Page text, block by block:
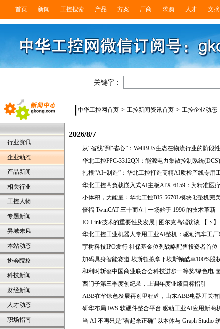
首页 新闻 工控搜索 产品 方案 厂商 求购 人才 文摘
关键字：
中华工控网首页 > 工控新闻资讯首页 > 工控企业动态
行业资讯
企业动态
产品新闻
相关行业
工控人物
专题新闻
异域来风
本站动态
协会院校
科技新闻
财经新闻
人才动态
职场指南
2026/8/7
从“省线”到“省心”：WellBUS生态在物流行业的阶段
华北工控PPC-3312QN：能源电力集散控制系统
扎根“AI+制造”：华北工控打造高精AI质检产线专用
华北工控高负载嵌入式AI主板ATX-6159：为精准医
小体积，大能量：华北工控BIS-6670L模块化整机完
倍福 TwinCAT 三十而立 | 一场始于 1996 的技术革新
IO-Link技术的重要性及发展 | 图尔克高端访谈 【下】
华北工控工业机器人专用工业AI整机：驱动汽车工
宇树科技IPO发行 社保基金位列战略配售投资者首位
加码具身智能赛道 埃斯顿拟拿下埃斯顿酷卓100%股
和利时斩获中国商业联合会科技进步一等奖/绿色电-
西门子第三季度创纪录，上调年度业绩目标指引
ABB在华绿色发展再创里程碑，山东ABB电器开关有
研华布局 IWS 软硬件整合平台 驱动工业AI应用新商
当 AI 不再只是“看起来正确” 以本体与 Graph Studio